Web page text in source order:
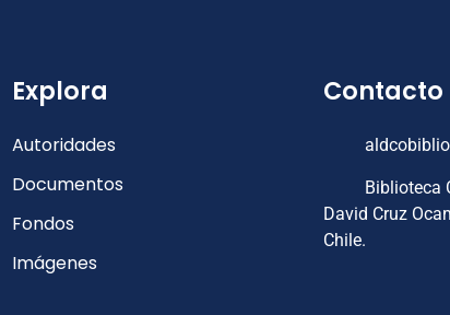
Explora
Autoridades
Documentos
Fondos
Imágenes
Contacto
Biblioteca
David Cruz
Chile.